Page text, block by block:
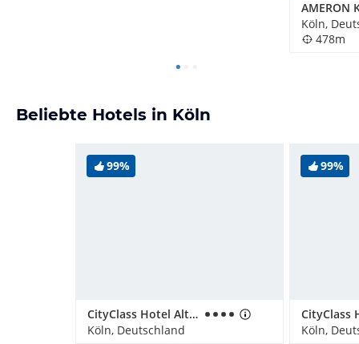
Köln,
478m
Beliebte Hotels in Köln
99%
CityClass Hotel Alter Markt
Köln, Deutschland
99%
Köln,